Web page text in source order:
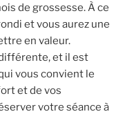
de grossesse. À ce
et vous aurez une
en valeur.
et il est
vous convient le
et de vos
votre séance à